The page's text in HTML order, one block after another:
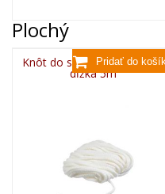
Plochý
Knôt do sviečky plochý 3x8,
dĺžka 5m